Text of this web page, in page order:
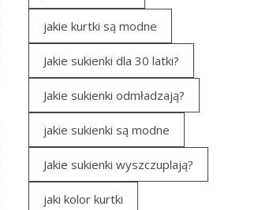
jakie kurtki są modne
Jakie sukienki dla 30 latki?
Jakie sukienki odmładzają?
jakie sukienki są modne
Jakie sukienki wyszczuplają?
jaki kolor kurtki